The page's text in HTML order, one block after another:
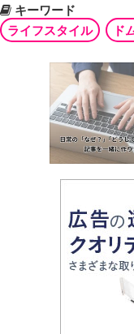
キーワード
ライフスタイル
ド